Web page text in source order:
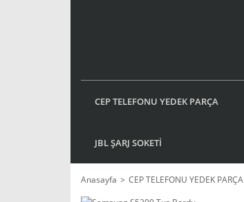
CEP TELEFONU YEDEK PARÇA
JBL ŞARJ SOKETİ
Anasayfa CEP TELEFONU YEDEK PARÇA